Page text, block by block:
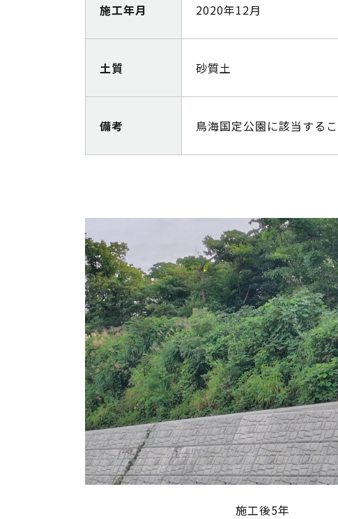
施工年月 2020年12月
土質 砂質土
備考 鳥海国定公園に該当する
施工後5年